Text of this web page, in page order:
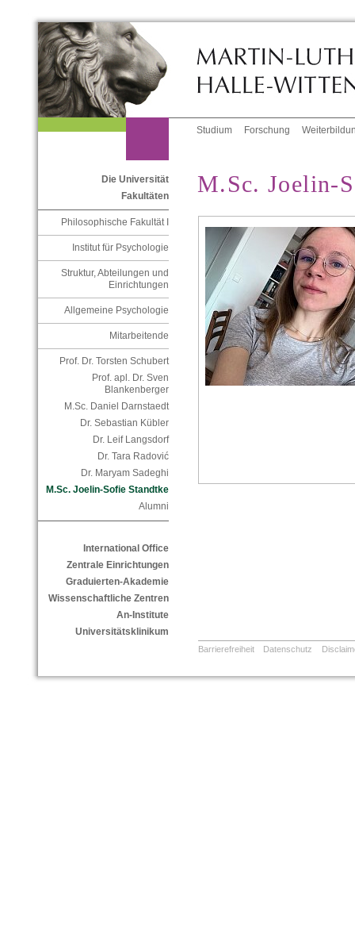
Studium Forschung
Die Universität
Fakultäten
Philosophische Fakultät I
Institut für Psychologie
Struktur, Abteilungen und
Einrichtungen
Allgemeine Psychologie
Mitarbeitende
Prof. Dr. Torsten Schubert
Prof. apl. Dr. Sven
Blankenberger
M.Sc. Daniel Darnstaedt
Dr. Sebastian Kübler
Dr. Leif Langsdorf
Dr. Tara Radović
Dr. Maryam Sadeghi
M.Sc. Joelin-Sofie Standtke
Alumni
International Office
Zentrale Einrichtungen
Graduierten-Akademie
Wissenschaftliche Zentren
An-Institute
Universitätsklinikum
M.Sc. Joelin-
Barrierefreiheit Datenschutz